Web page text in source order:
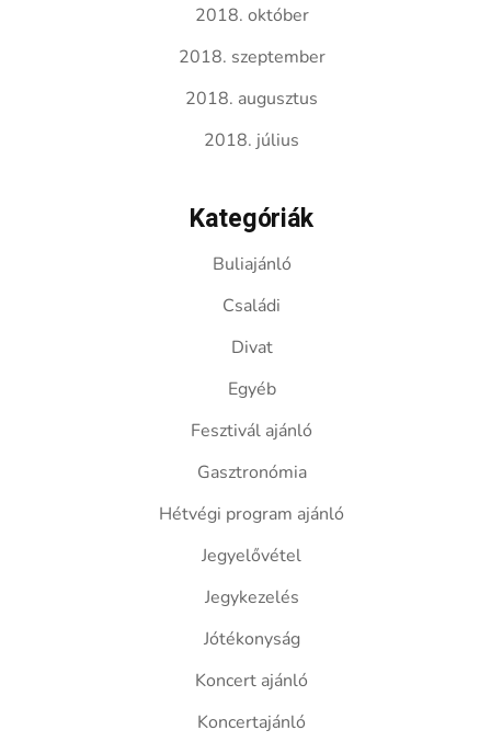
2018. október
2018. szeptember
2018. augusztus
2018. július
Kategóriák
Buliajánló
Családi
Divat
Egyéb
Fesztivál ajánló
Gasztronómia
Hétvégi program ajánló
Jegyelővétel
Jegykezelés
Jótékonyság
Koncert ajánló
Koncertajánló